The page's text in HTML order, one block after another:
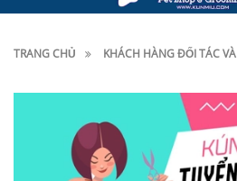
TRANG CHỦ KHÁCH HÀNG ĐỐI TÁC